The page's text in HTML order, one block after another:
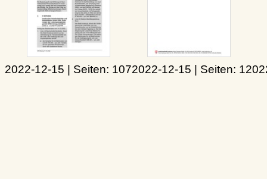
2022-12-15 | Seiten: 1072022-12-15 | Seiten: 1